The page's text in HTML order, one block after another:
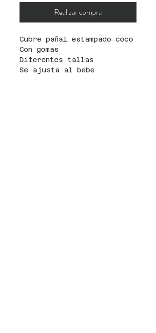
Realizar compra
Cubre pañal estampado coco
Con gomas
Diferentes tallas
Se ajusta al bebe